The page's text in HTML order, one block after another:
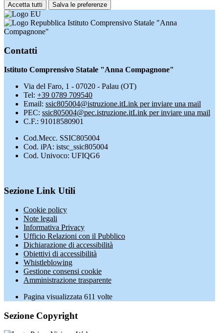
Accetta tutti Salva le preferenze
Istituto Comprensivo Statale "Anna
Compagnone"
Contatti
Istituto Comprensivo Statale "Anna Compagnone"
Via del Faro, 1 - 07020 - Palau (OT)
Tel: +39 0789 709540
Email: ssic805004@istruzione.itLink per inviare una mail
PEC: ssic805004@pec.istruzione.itLink per inviare una mail
C.F.: 91018580901
Cod.Mecc. SSIC805004
Cod. iPA: istsc_ssic805004
Cod. Univoco: UFIQG6
Sezione Link Utili
Cookie policy
Note legali
Informativa Privacy
Ufficio Relazioni con il Pubblico
Dichiarazione di accessibilità
Obiettivi di accessibilità
Whistleblowing
Gestione consensi cookie
Amministrazione trasparente
Pagina visualizzata 611 volte
Sezione Copyright